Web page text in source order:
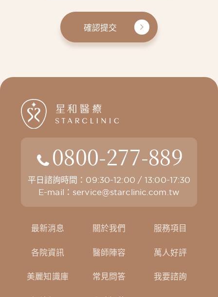
確認提交
0800-277-889
平日諮詢時間：09:30-12:00 / 13:00-17:30
E-mail： service@starclinic.com.tw
最新消息 關於我們 服務項目
各院資訊 醫師陣容 萬人好評
美麗知識庫 常見問答 我要諮詢